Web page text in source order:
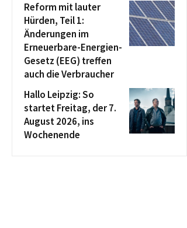
Reform mit lauter
Hürden, Teil 1:
Änderungen im
Erneuerbare-Energien-
Gesetz (EEG) treffen
auch die Verbraucher
Hallo Leipzig: So
startet Freitag, der 7.
August 2026, ins
Wochenende